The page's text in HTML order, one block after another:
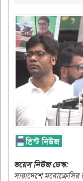
ভয়েস নিউজ ডেস্ক:
সারাদেশে